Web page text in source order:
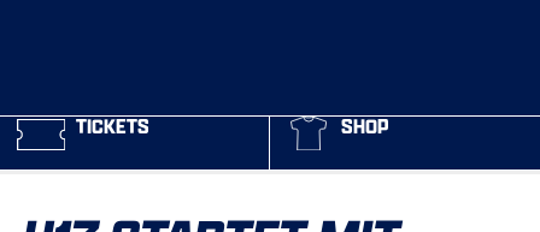
TICKETS SHOP